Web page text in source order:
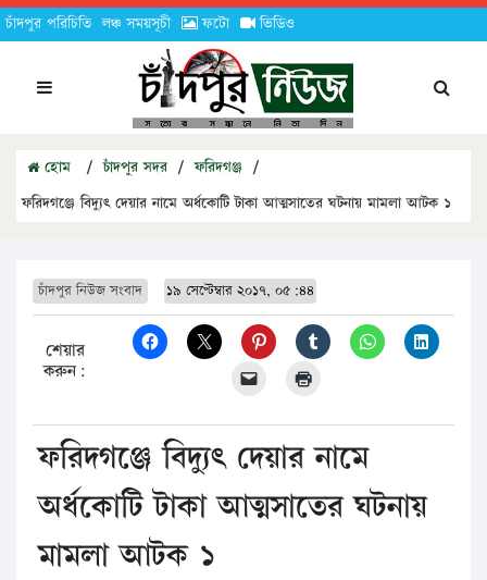
চাঁদপুর পরিচিতি লঞ্চ সময়সূচী ফটো ভিডিও
হোম / চাঁদপুর সদর / ফরিদগঞ্জ /
ফরিদগঞ্জে বিদ্যুৎ দেয়ার নামে অর্ধকোটি টাকা আত্মসাতের ঘটনায় মামলা আটক ১
চাঁদপুর নিউজ সংবাদ ১৯ সেপ্টেম্বার ২০১৭, ০৫:৪৪
শেয়ার
করুন:
ফরিদগঞ্জে বিদ্যুৎ দেয়ার নামে
অর্ধকোটি টাকা আত্মসাতের ঘটনায়
মামলা আটক ১